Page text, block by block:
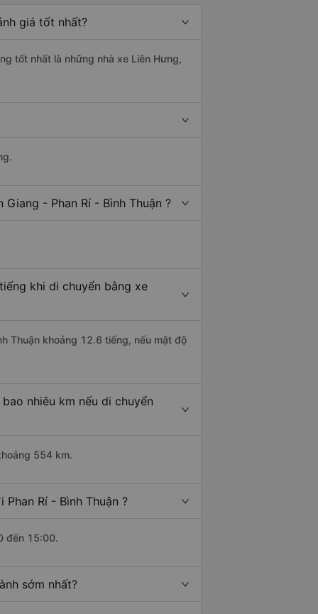
giá tốt nhất?
tốt nhất là những nhà xe Liên Hưng,
- Phan Rí - Bình Thuận ?
khi di chuyển bằng xe
Thuận khoảng 12.6 tiếng, nếu mật độ
nhiêu km nếu di chuyển
554 km.
Rí - Bình Thuận ?
đến 15:00.
sớm nhất?